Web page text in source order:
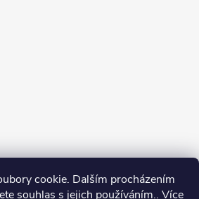
cookie. Dalším procházením
souhlas s jejich používáním.. Více